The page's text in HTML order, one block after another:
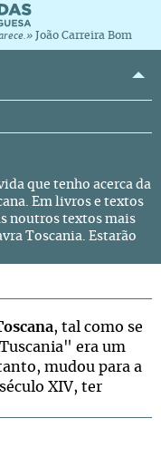
João Carreira Bom
que tenho acerca da
Em livros e textos
noutros textos mais
Toscania. Estarão
, tal como se
era um
mudou para a
XIV, ter